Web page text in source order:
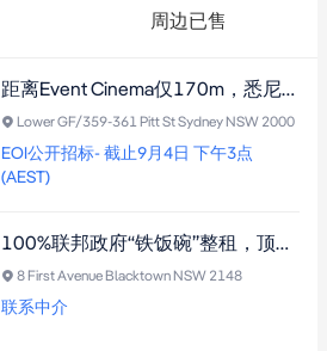
周边已售
距离Event Cinema仅170m，悉尼CBD稀缺酒吧投资物业｜凌晨2点酒牌+100%净租赁
Lower GF/359-361 Pitt St Sydney NSW 2000
EOI公开招标- 截止9月4日 下午3点
(AEST)
100%联邦政府“铁饭碗”整租，顶级AAA级主权担保，西悉尼CBD核心资产首选！
8 First Avenue Blacktown NSW 2148
联系中介